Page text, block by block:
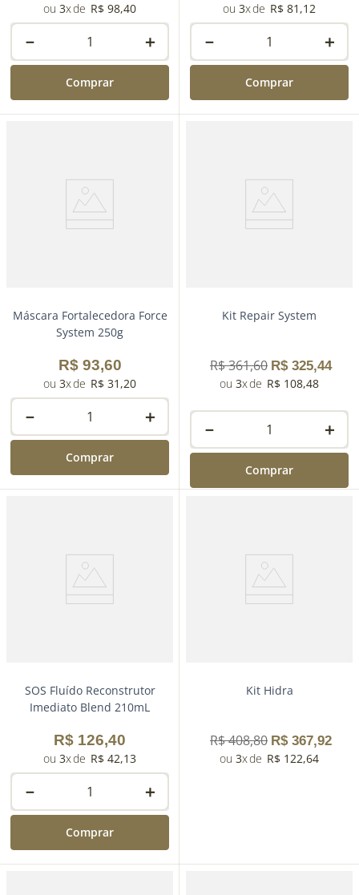
3
R$ 98,40
＋
－
Comprar
3
R$ 81 ,12
＋
－
Comprar
Máscara Fortalecedora Force
System 250g
R$ 93,60
3 R$ 31 ,20
＋
－
Comprar
Kit Repair System
R$361,60 R$ 325,44
3
R$ 108,48
＋
－
Comprar
SOS Fluído Reconstrutor
Imediato Blend 210mL
R$ 126,40
3 R$ 42,13
＋
－
Comprar
Kit Hidra
R$408,80 R$ 367,92
3
R$ 122,64